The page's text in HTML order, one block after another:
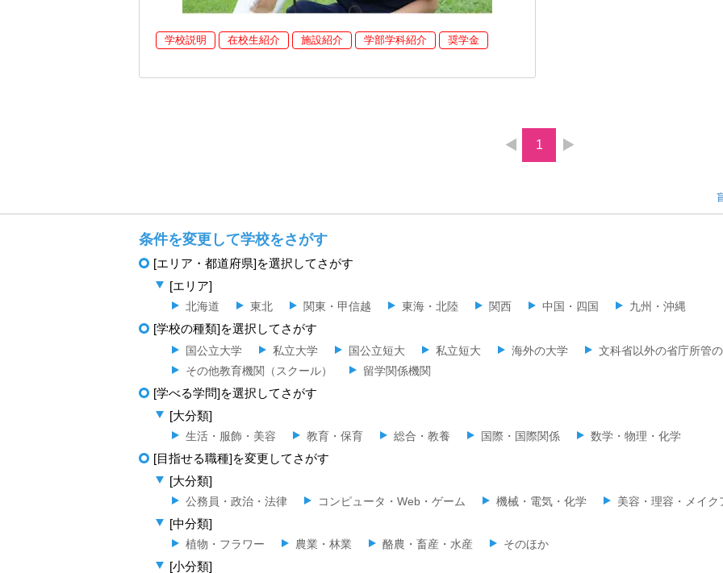
学校説明 在校生紹介 施設紹介 学部学科紹介 奨学金
1
条件を変更して学校をさがす
[エリア・都道府県]を選択してさがす
[エリア]
北海道 東北 関東・甲信越 東海・北陸 関西 中国・四国 九州・沖縄
[学校の種類]を選択してさがす
国公立大学 私立大学 国公立短大 私立短大 海外の大学 文科省以外の省庁所管
その他教育機関（スクール）
留学関係機関
[学べる学問]を選択してさがす
[大分類]
生活・服飾・美容 教育・保育 総合・教養 国際・国際関係 数学・物理・化学
[目指せる職種]を変更してさがす
[大分類]
公務員・政治・法律 コンピュータ・Web・ゲーム 機械・電気・化学 美容・理容・メイク
[中分類]
植物・フラワー 農業・林業 酪農・畜産・水産 そのほか
[小分類]